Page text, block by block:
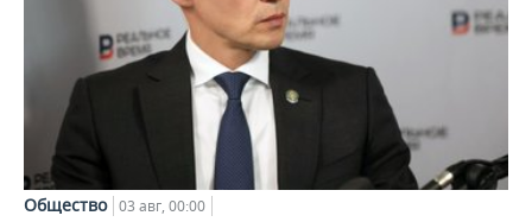
Общество 03 авг, 00:00